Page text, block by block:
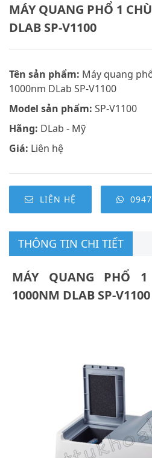
MÁY QUANG PHỔ 1
DLAB SP-V1100
Tên sản phẩm: Máy quang
1000nm DLab SP-V1100
Model sản phẩm: SP-V1100
Hãng: DLab - Mỹ
Giá: Liên hệ
LIÊN HỆ
THÔNG TIN CHI TIẾT
MÁY QUANG PHỔ
1000NM DLAB SP-V1100